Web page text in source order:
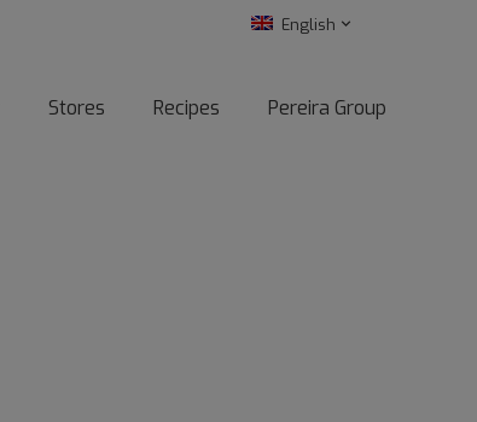
English
Stores Recipes Pereira Group